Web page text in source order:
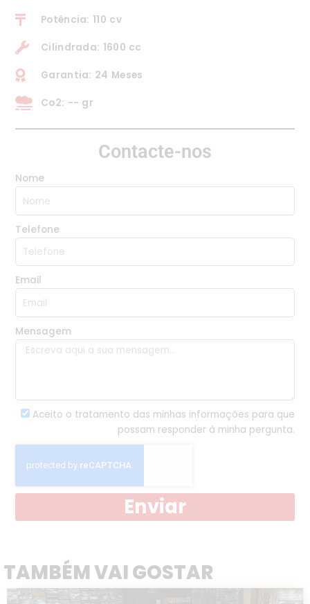
Potência: 110 cv
Cilindrada: 1600 cc
Garantia: 24 Meses
Co2: -- gr
Contacte-nos
Nome
Telefone
Email
Mensagem
Aceito o tratamento das minhas informações para que
possam responder à minha pergunta.
Enviar
TAMBÉM VAI GOSTAR